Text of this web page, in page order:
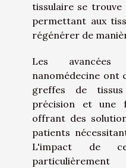
tissulaire se trouve
permettant aux
régénérer de
Les avancées
nanomédecine ont
greffes de
précision et une
offrant des
patients
L'impact de